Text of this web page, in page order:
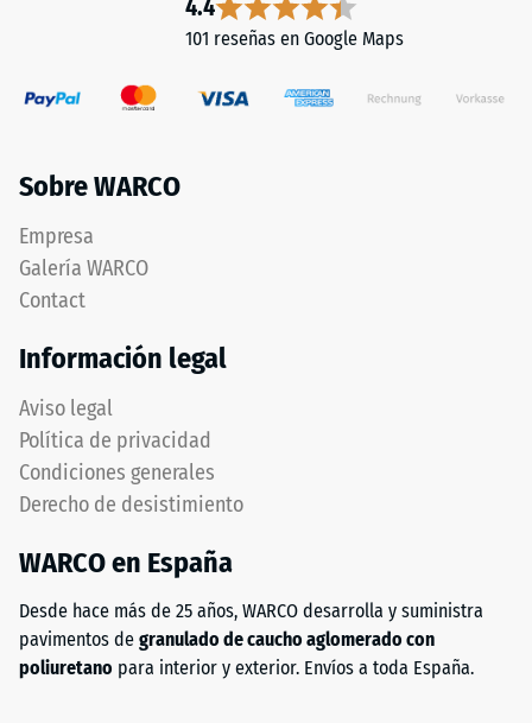
4.4
101 reseñas en Google Maps
Sobre WARCO
Empresa
Galería WARCO
Contact
Información legal
Aviso legal
Política de privacidad
Condiciones generales
Derecho de desistimiento
WARCO en España
Desde hace más de 25 años, WARCO desarrolla y suministra
pavimentos de granulado de caucho aglomerado con
poliuretano para interior y exterior. Envíos a toda España.